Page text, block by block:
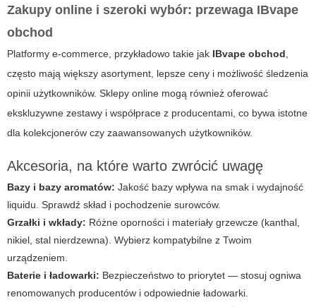
Zakupy online i szeroki wybór: przewaga IBvape
obchod
Platformy e-commerce, przykładowo takie jak IBvape obchod
często mają większy asortyment, lepsze ceny i możliwość śledzenia
opinii użytkowników. Sklepy online mogą również oferować
ekskluzywne zestawy i współprace z producentami, co bywa istotne
dla kolekcjonerów czy zaawansowanych użytkowników.
Akcesoria, na które warto zwrócić uwagę
Bazy i bazy aromatów: Jakość bazy wpływa na smak i wydajność
liquidu. Sprawdź skład i pochodzenie surowców.
Grzałki i wkłady: Różne oporności i materiały grzewcze (kanthal,
nikiel, stal nierdzewna). Wybierz kompatybilne z Twoim
urządzeniem.
Baterie i ładowarki: Bezpieczeństwo to priorytet — stosuj ogniwa
renomowanych producentów i odpowiednie ładowarki.